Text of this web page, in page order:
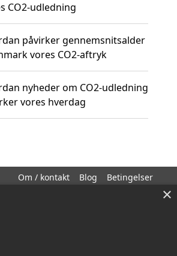
CO2-udledning
påvirker gennemsnitsalder
vores CO2-aftryk
nyheder om CO2-udledning
vores hverdag
Om / kontakt Blog Betingelser
×